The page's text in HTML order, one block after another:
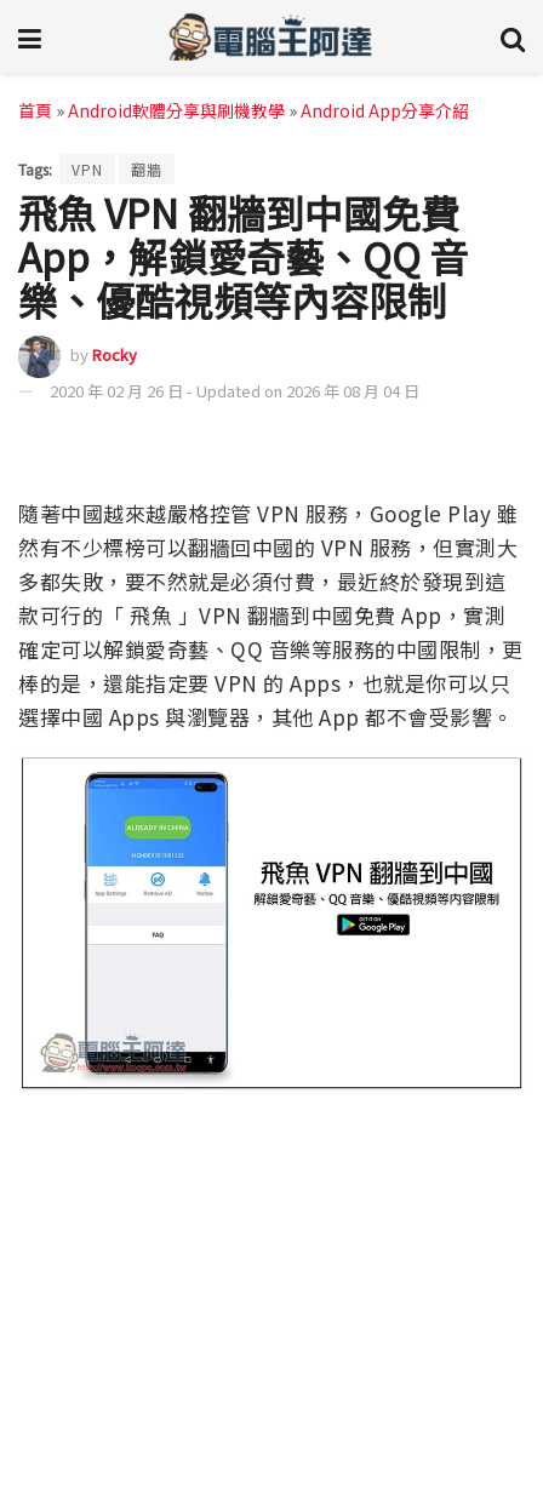
首頁 »Android軟體分享與刷機教學 »Android App分享介紹
Tags: VPN 翻牆
飛魚 VPN 翻牆到中國免費
App，解鎖愛奇藝、QQ 音
樂、優酷視頻等內容限制
byRocky
2020 年 02 月 26 日 - Updated on 2026 年 08 月 04 日
隨著中國越來越嚴格控管 VPN 服務，Google Play 雖
然有不少標榜可以翻牆回中國的 VPN 服務，但實測大
多都失敗，要不然就是必須付費，最近終於發現到這
款可行的「 飛魚 」VPN 翻牆到中國免費 App，實測
確定可以解鎖愛奇藝、QQ 音樂等服務的中國限制，更
棒的是，還能指定要 VPN 的 Apps，也就是你可以只
選擇中國 Apps 與瀏覽器，其他 App 都不會受影響。